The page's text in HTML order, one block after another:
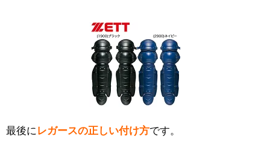
最後に レガースの正しい付け方です。